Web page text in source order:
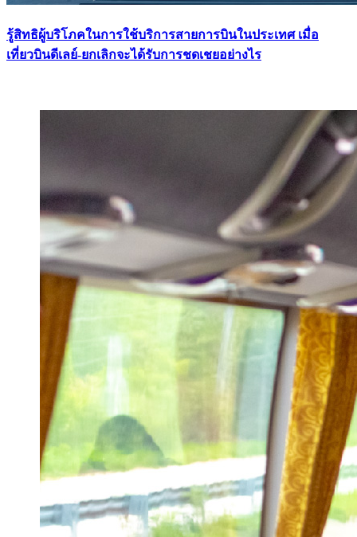
รู้สิทธิผู้บริโภคในการใช้บริการสายการบินในประเทศ เมื่อ
เที่ยวบินดีเลย์-ยกเลิกจะได้รับการชดเชยอย่างไร